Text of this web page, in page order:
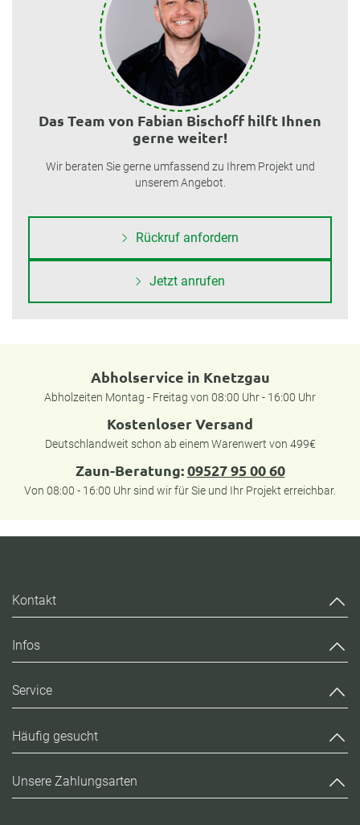
Das Team von Fabian Bischoff hilft Ihnen
gerne weiter!
Wir beraten Sie gerne umfassend zu Ihrem Projekt und
unserem Angebot.
Rückruf anfordern
Jetzt anrufen
Abholservice in Knetzgau
Abholzeiten Montag - Freitag von 08:00 Uhr - 16:00 Uhr
Kostenloser Versand
Deutschlandweit schon ab einem Warenwert von 499€
Zaun-Beratung:09527 95 00 60
Von 08:00 - 16:00 Uhr sind wir für Sie und Ihr Projekt erreichbar.
Kontakt
Infos
Service
Häufig gesucht
Unsere Zahlungsarten